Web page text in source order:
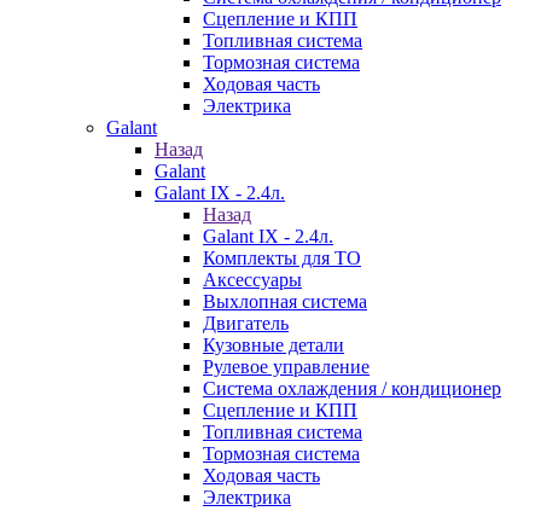
Сцепление и КПП
Топливная система
Тормозная система
Ходовая часть
Электрика
Galant
Назад
Galant
Galant IX - 2.4л.
Назад
Galant IX - 2.4л.
Комплекты для ТО
Аксессуары
Выхлопная система
Двигатель
Кузовные детали
Рулевое управление
Система охлаждения / кондиционер
Сцепление и КПП
Топливная система
Тормозная система
Ходовая часть
Электрика